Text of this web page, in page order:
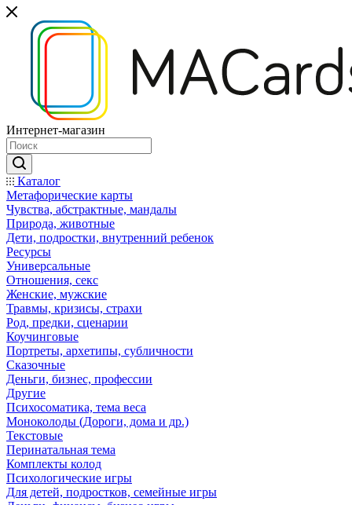
Интернет-магазин
Каталог
Mетафорические карты
Чувства, абстрактные, мандалы
Природа, животные
Дети, подростки, внутренний ребенок
Ресурсы
Универсальные
Отношения, секс
Женские, мужские
Травмы, кризисы, страхи
Род, предки, сценарии
Коучинговые
Портреты, архетипы, субличности
Сказочные
Деньги, бизнес, профессии
Другие
Психосоматика, тема веса
Моноколоды (Дороги, дома и др.)
Текстовые
Перинатальная тема
Комплекты колод
Психологические игры
Для детей, подростков, семейные игры